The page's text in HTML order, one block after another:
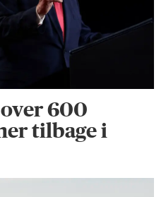
600
tilbage i